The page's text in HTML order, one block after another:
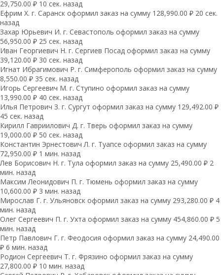
29,750.00 ₽ 10 сек. назад
Ефрим Х. г. Саранск оформил заказ на сумму 128,990.00 ₽ 20 сек.
назад
Захар Юрьевич И. г. Севастополь оформил заказ на сумму
56,950.00 ₽ 25 сек. назад
Иван Георгиевич Н. г. Сергиев Посад оформил заказ на сумму
39,120.00 ₽ 30 сек. назад
Игнат Ибрагимович Р. г. Симферополь оформил заказ на сумму
8,550.00 ₽ 35 сек. назад
Игорь Сергеевич М. г. Ступино оформил заказ на сумму
13,990.00 ₽ 40 сек. назад
Илья Петрович З. г. Сургут оформил заказ на сумму 129,492.00 ₽
45 сек. назад
Кирилл Гавриилович Д. г. Тверь оформил заказ на сумму
19,000.00 ₽ 50 сек. назад
Константин Эрнестович Л. г. Туапсе оформил заказ на сумму
72,950.00 ₽ 1 мин. назад
Лев Борисович Н. г. Тула оформил заказ на сумму 25,490.00 ₽ 2
мин. назад
Максим Леонидович П. г. Тюмень оформил заказ на сумму
10,600.00 ₽ 3 мин. назад
Мирослав Г. г. Ульяновск оформил заказ на сумму 293,280.00 ₽ 4
мин. назад
Олег Сергеевич П. г. Ухта оформил заказ на сумму 454,860.00 ₽ 5
мин. назад
Петр Павлович Г. г. Феодосия оформил заказ на сумму 24,490.00
₽ 6 мин. назад
Родион Сергеевич Т. г. Фрязино оформил заказ на сумму
27,800.00 ₽ 10 мин. назад